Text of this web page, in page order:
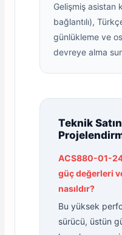
Gelişmiş asistan
bağlantılı),
günlükleme ve
devreye alma
Teknik
ACS880-01-
güç değerleri
nasıldır?
Bu yüksek
sürücü, üstün